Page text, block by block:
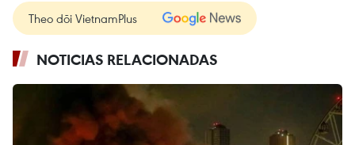
Theo dõi VietnamPlus
NOTICIAS RELACIONADAS